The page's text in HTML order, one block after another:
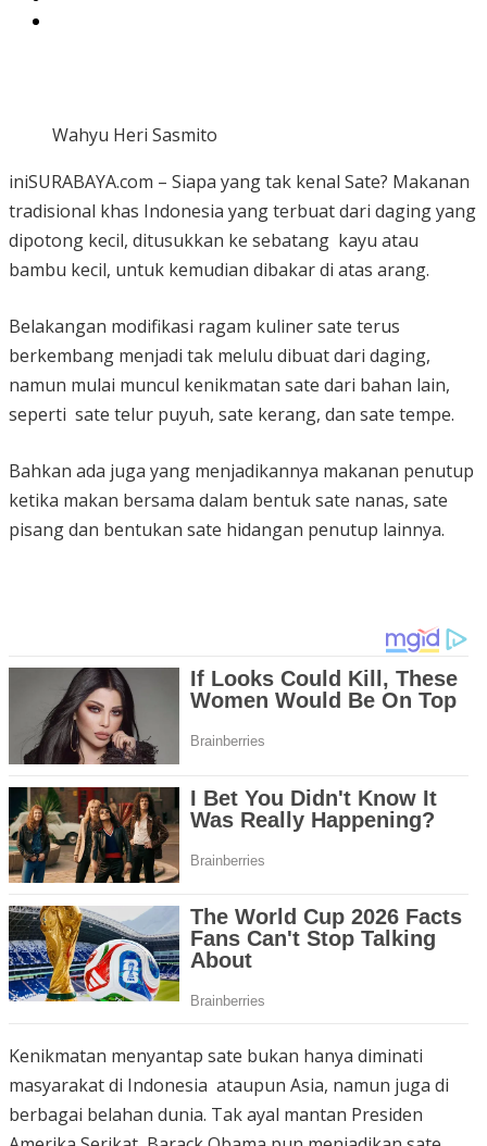
Wahyu Heri Sasmito
iniSURABAYA.com – Siapa yang tak kenal Sate? Makanan
tradisional khas Indonesia yang terbuat dari daging yang
dipotong kecil, ditusukkan ke sebatang kayu atau
bambu kecil, untuk kemudian dibakar di atas arang.
Belakangan modifikasi ragam kuliner sate terus
berkembang menjadi tak melulu dibuat dari daging,
namun mulai muncul kenikmatan sate dari bahan lain,
seperti sate telur puyuh, sate kerang, dan sate tempe.
Bahkan ada juga yang menjadikannya makanan penutup
ketika makan bersama dalam bentuk sate nanas, sate
pisang dan bentukan sate hidangan penutup lainnya.
Kenikmatan menyantap sate bukan hanya diminati
masyarakat di Indonesia ataupun Asia, namun juga di
berbagai belahan dunia. Tak ayal mantan Presiden